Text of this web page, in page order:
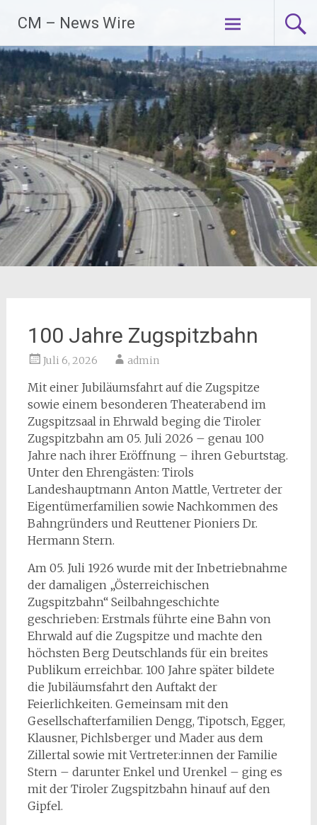
Inhalt
springen
CM – News Wire
100 Jahre Zugspitzbahn
Juli 6, 2026 admin
Mit einer Jubiläumsfahrt auf die Zugspitze
sowie einem besonderen Theaterabend im
Zugspitzsaal in Ehrwald beging die Tiroler
Zugspitzbahn am 05. Juli 2026 – genau 100
Jahre nach ihrer Eröffnung – ihren Geburtstag.
Unter den Ehrengästen: Tirols
Landeshauptmann Anton Mattle, Vertreter der
Eigentümerfamilien sowie Nachkommen des
Bahngründers und Reuttener Pioniers Dr.
Hermann Stern.
Am 05. Juli 1926 wurde mit der Inbetriebnahme
der damaligen „Österreichischen
Zugspitzbahn“ Seilbahngeschichte
geschrieben: Erstmals führte eine Bahn von
Ehrwald auf die Zugspitze und machte den
höchsten Berg Deutschlands für ein breites
Publikum erreichbar. 100 Jahre später bildete
die Jubiläumsfahrt den Auftakt der
Feierlichkeiten. Gemeinsam mit den
Gesellschafterfamilien Dengg, Tipotsch, Egger,
Klausner, Pichlsberger und Mader aus dem
Zillertal sowie mit Vertreter:innen der Familie
Stern – darunter Enkel und Urenkel – ging es
mit der Tiroler Zugspitzbahn hinauf auf den
Gipfel.